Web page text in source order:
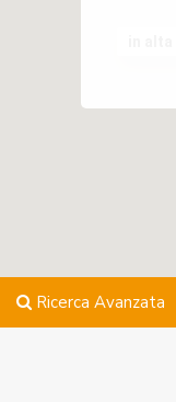
in
Ricerca Avanzata